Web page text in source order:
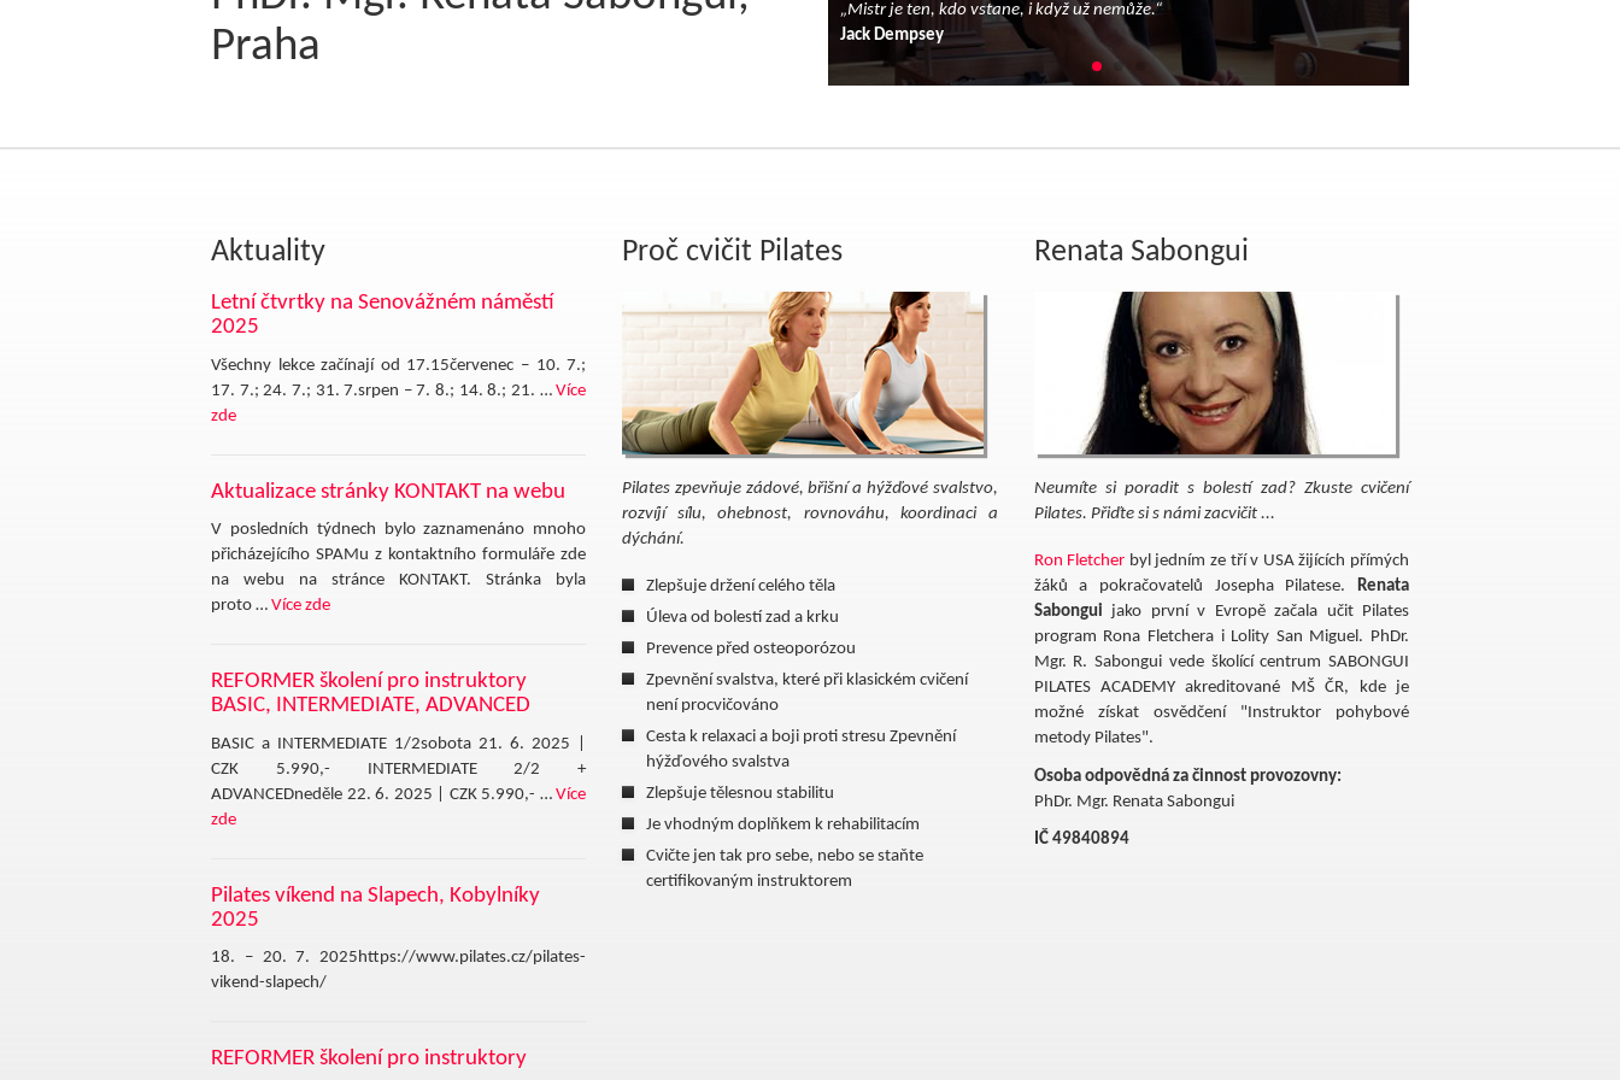
Praha
spokojenější."
Joseph Pilates
„Mistr je ten, kdo vstane, i když už nemůže.“
Jack Dempsey
Aktuality
Letní čtvrtky na Senovážném náměstí
2025
Všechny lekce začínají od 17.15červenec – 10. 7.;
17. 7.; 24. 7.; 31. 7.srpen – 7. 8.; 14. 8.; 21. …Více
zde
Aktualizace stránky KONTAKT na webu
V posledních týdnech bylo zaznamenáno mnoho
přicházejícího SPAMu z kontaktního formuláře zde
na webu na stránce KONTAKT. Stránka byla
proto … Více zde
REFORMER školení pro instruktory
BASIC, INTERMEDIATE, ADVANCED
BASIC a INTERMEDIATE 1/2sobota 21. 6. 2025 |
CZK 5.990,- INTERMEDIATE 2/2 +
ADVANCEDneděle 22. 6. 2025 | CZK 5.990,- …Více
zde
Pilates víkend na Slapech, Kobylníky
2025
18. – 20. 7. 2025https://www.pilates.cz/pilates-
vikend-slapech/
REFORMER školení pro instruktory
Proč cvičit Pilates
Pilates zpevňuje zádové, břišní a hýžďové svalstvo,
rozvíjí sílu, ohebnost, rovnováhu, koordinaci a
dýchání.
Zlepšuje držení celého těla
Úleva od bolestí zad a krku
Prevence před osteoporózou
Zpevnění svalstva, které při klasickém cvičení
není procvičováno
Cesta k relaxaci a boji proti stresu Zpevnění
hýžďového svalstva
Zlepšuje tělesnou stabilitu
Je vhodným doplňkem k rehabilitacím
Cvičte jen tak pro sebe, nebo se staňte
certifikovaným instruktorem
Renata Sabongui
Neumíte si poradit s bolestí zad? Zkuste cvičení
Pilates. Přiďte si s námi zacvičit ...
Ron Fletcher byl jedním ze tří v USA žijících přímých
žáků a pokračovatelů Josepha Pilatese. Renata
Sabongui jako první v Evropě začala učit Pilates
program Rona Fletchera i Lolity San Miguel. PhDr.
Mgr. R. Sabongui vede školící centrum SABONGUI
PILATES ACADEMY akreditované MŠ ČR, kde je
možné získat osvědčení "Instruktor pohybové
metody Pilates".
Osoba odpovědná za činnost provozovny:
PhDr. Mgr. Renata Sabongui
IČ 49840894